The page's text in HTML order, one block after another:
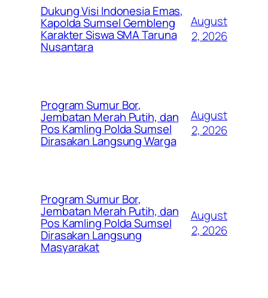
Dukung Visi Indonesia Emas,
Kapolda Sumsel Gembleng
Karakter Siswa SMA Taruna
Nusantara
August
2, 2026
Program Sumur Bor,
Jembatan Merah Putih, dan
Pos Kamling Polda Sumsel
Dirasakan Langsung Warga
August
2, 2026
Program Sumur Bor,
Jembatan Merah Putih, dan
Pos Kamling Polda Sumsel
Dirasakan Langsung
Masyarakat
August
2, 2026